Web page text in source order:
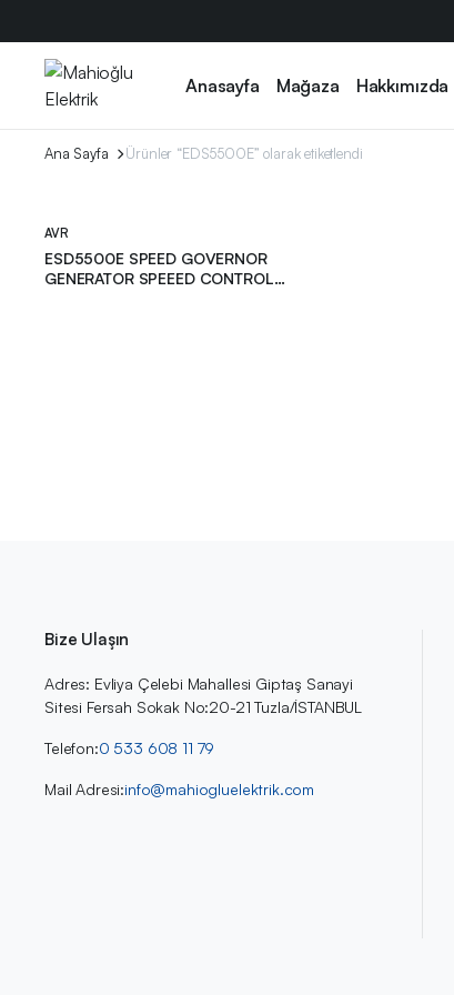
Anasayfa Mağaza Hakkımızda
Ana Sayfa Ürünler “EDS5500E” olarak etiketlendi
AVR
ESD5500E SPEED GOVERNOR
GENERATOR SPEEED CONTROL
Bize Ulaşın
Adres: Evliya Çelebi Mahallesi Giptaş Sanayi
Sitesi Fersah Sokak No:20-21 Tuzla/İSTANBUL
Telefon:0 533 608 11 79
Mail Adresi:info@mahiogluelektrik.com